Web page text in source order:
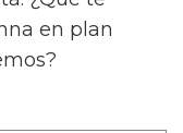
en plan